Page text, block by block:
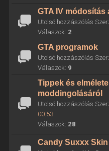
GTA IV módosítás
Utolsó hozzászólás
Válaszok: 2
GTA programok
Utolsó hozzászólás
Válaszok: 9
Tippek és
moddingolásáról
Utolsó hozzászólás
00:53
Válaszok: 28
Candy Suxxx